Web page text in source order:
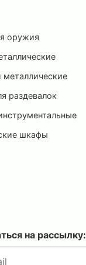
оружия
металлические
раздевалок
шкафы
на рассылку: